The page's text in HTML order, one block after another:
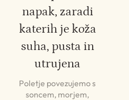
napak, zaradi
katerih je koža
suha, pusta in
utrujena
Poletje povezujemo s
soncem, morjem,